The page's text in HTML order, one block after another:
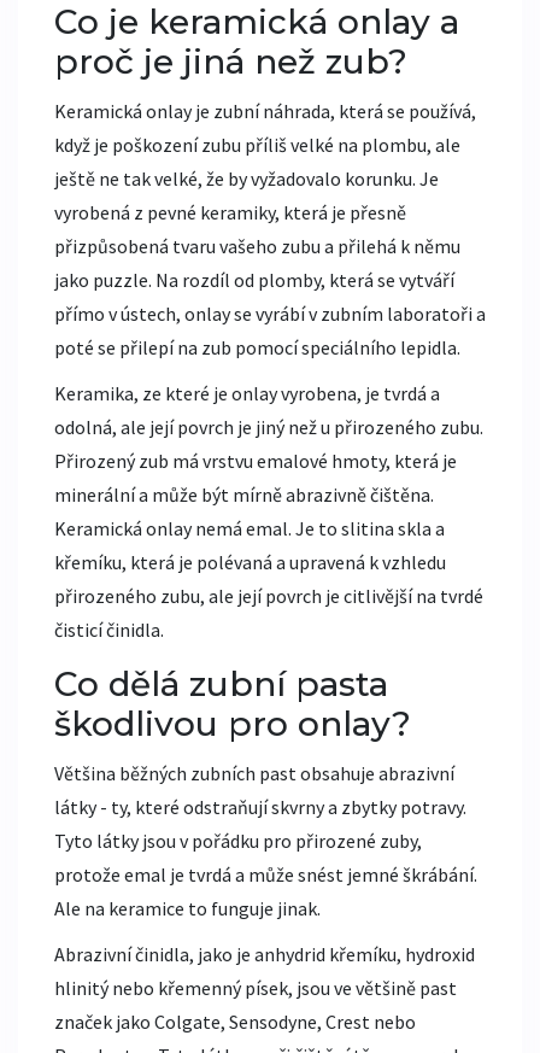
Co je keramická onlay a
proč je jiná než zub?
Keramická onlay je zubní náhrada, která se používá,
když je poškození zubu příliš velké na plombu, ale
ještě ne tak velké, že by vyžadovalo korunku. Je
vyrobená z pevné keramiky, která je přesně
přizpůsobená tvaru vašeho zubu a přilehá k němu
jako puzzle. Na rozdíl od plomby, která se vytváří
přímo v ústech, onlay se vyrábí v zubním laboratoři a
poté se přilepí na zub pomocí speciálního lepidla.
Keramika, ze které je onlay vyrobena, je tvrdá a
odolná, ale její povrch je jiný než u přirozeného zubu.
Přirozený zub má vrstvu emalové hmoty, která je
minerální a může být mírně abrazivně čištěna.
Keramická onlay nemá emal. Je to slitina skla a
křemíku, která je polévaná a upravená k vzhledu
přirozeného zubu, ale její povrch je citlivější na tvrdé
čisticí činidla.
Co dělá zubní pasta
škodlivou pro onlay?
Většina běžných zubních past obsahuje abrazivní
látky - ty, které odstraňují skvrny a zbytky potravy.
Tyto látky jsou v pořádku pro přirozené zuby,
protože emal je tvrdá a může snést jemné škrábání.
Ale na keramice to funguje jinak.
Abrazivní činidla, jako je anhydrid křemíku, hydroxid
hlinitý nebo křemenný písek, jsou ve většině past
značek jako Colgate, Sensodyne, Crest nebo